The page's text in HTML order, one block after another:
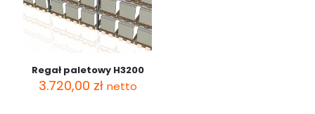
Regał paletowy H3200
3.720,00 zł netto